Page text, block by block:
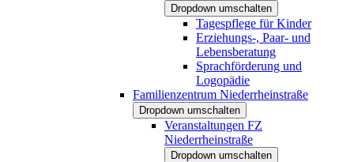
Dropdown umschalten
Tagespflege für Kinder
Erziehungs-, Paar- und
Lebensberatung
Sprachförderung und
Logopädie
Familienzentrum Niederrheinstraße
Dropdown umschalten
Veranstaltungen FZ
Niederrheinstraße
Dropdown umschalten